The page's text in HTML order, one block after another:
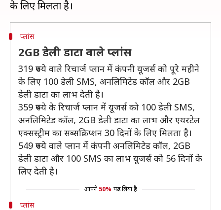
प्लांस
2GB डेली डाटा वाले प्लांस
319 रुपये वाले रिचार्ज प्लान में कंपनी यूजर्स को पूरे महीने
के लिए 100 डेली SMS, अनलिमिटेड कॉल और 2GB
डेली डाटा का लाभ देती है।
359 रुपये के रिचार्ज प्लान में यूजर्स को 100 डेली SMS,
अनलिमिटेड कॉल, 2GB डेली डाटा का लाभ और एयरटेल
एक्सस्ट्रीम का सब्सक्रिप्शन 30 दिनों के लिए मिलता है।
549 रुपये वाले प्लान में कंपनी अनलिमिटेड कॉल, 2GB
डेली डाटा और 100 SMS का लाभ यूजर्स को 56 दिनों के
लिए देती है।
आपने 50% पढ़ लिया है
प्लांस